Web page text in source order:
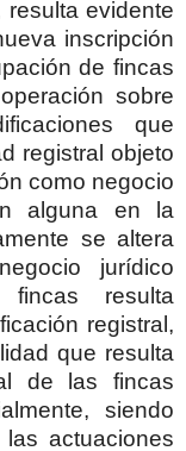
resulta evidente
inscripción
de fincas
sobre
que
registral objeto
como negocio
alguna en la
se altera
jurídico
resulta
registral,
que resulta
de las fincas
siendo
actuaciones